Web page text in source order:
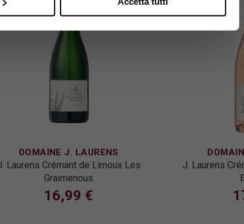
DOMAINE J. LAURENS
Laurens Crémant de Limoux Les
Graimenous
16,99 €
J. Laurens